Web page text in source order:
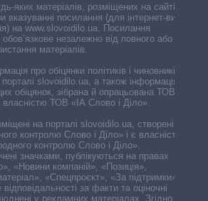
яких матеріалів, розміщених на сайті,
вказуванні посилання (для інтернет-видань
на www.slovoidilo.ua. Посилання
обов’язкове незалежно від повного або
матеріалів.
про обіцянки політиків і чиновників,
slovoidilo.ua, а також інформація про
обіцянок, зібрана й опрацьована ТОВ «ІА
власністю ТОВ «ІА Слово і Діло».
на порталі slovoidilo.ua, створені ГО
контролю Слово і Діло» і є власністю
контролю Слово і Діло».
значками, публікуються на правах
«Новини компаній», «Позиція»,
«Спецпроєкт», «За підтримки».
за факти та оціночні
у рекламних матеріалах. Згідно з